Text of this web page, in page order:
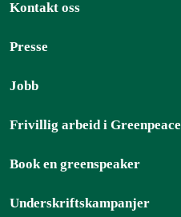
Kontakt oss
Presse
Jobb
Frivillig arbeid i Greenpeace
Book en greenspeaker
Underskriftskampanjer